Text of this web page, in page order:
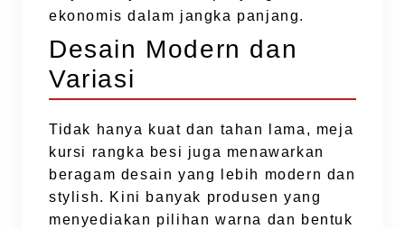
ekonomis dalam jangka panjang.
Desain Modern dan
Variasi
Tidak hanya kuat dan tahan lama, meja
kursi rangka besi juga menawarkan
beragam desain yang lebih modern dan
stylish. Kini banyak produsen yang
menyediakan pilihan warna dan bentuk